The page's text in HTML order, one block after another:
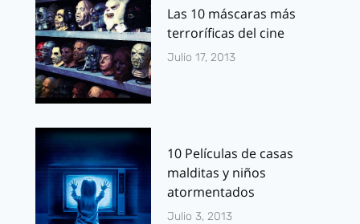
Las 10 máscaras más
terroríficas del cine
Julio 17, 2013
10 Películas de casas
malditas y niños
atormentados
Julio 3, 2013